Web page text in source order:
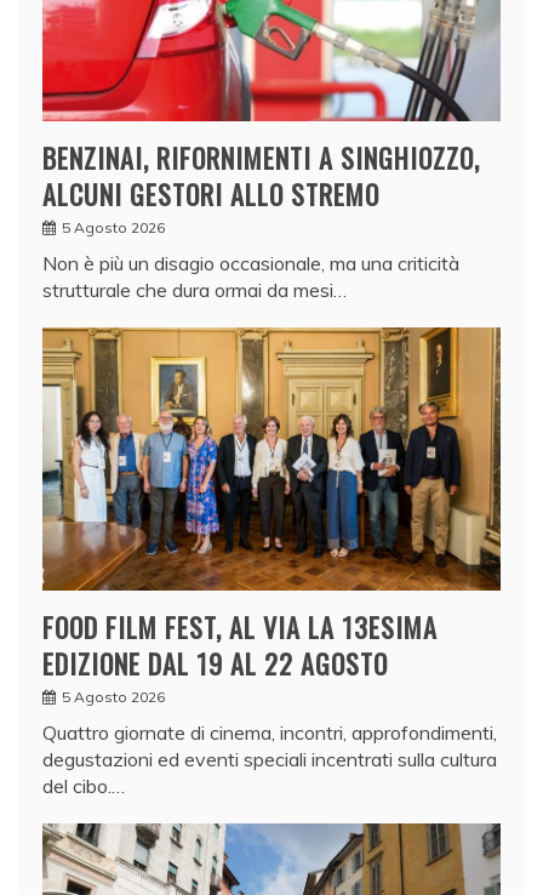
BENZINAI, RIFORNIMENTI A SINGHIOZZO,
ALCUNI GESTORI ALLO STREMO
5 Agosto 2026
Non è più un disagio occasionale, ma una criticità
strutturale che dura ormai da mesi…
FOOD FILM FEST, AL VIA LA 13ESIMA
EDIZIONE DAL 19 AL 22 AGOSTO
5 Agosto 2026
Quattro giornate di cinema, incontri, approfondimenti,
degustazioni ed eventi speciali incentrati sulla cultura
del cibo.…